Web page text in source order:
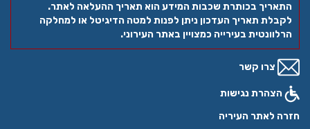
התאריך בכותרת שכבות המידע הוא תאריך ההעלאה לאתר.
לקבלת תאריך העדכון ניתן לפנות למטה הדיגיטל או למחלקה
הרלוונטית בעירייה כמצויין באתר העירוני.
צרו קשר
הצהרת נגישות
חזרה לאתר העיריה